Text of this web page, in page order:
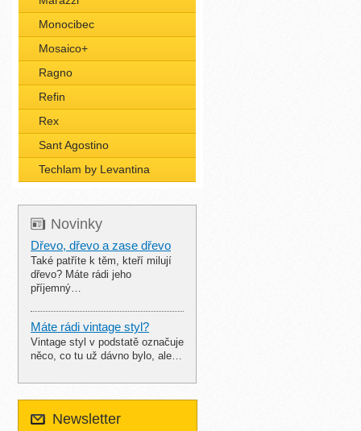
Monocibec
Mosaico+
Ragno
Refin
Rex
Sant Agostino
Techlam by Levantina
Novinky
Dřevo, dřevo a zase dřevo
Také patříte k těm, kteří milují
dřevo? Máte rádi jeho
příjemný…
Máte rádi vintage styl?
Vintage styl v podstatě označuje
něco, co tu už dávno bylo, ale…
Newsletter